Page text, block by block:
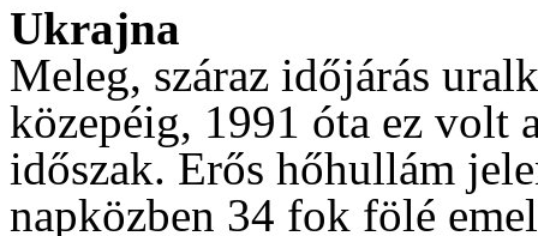
Ukrajna
Meleg, száraz időjárás
közepéig, 1991 óta ez volt
időszak. Erős hőhullám
napközben 34 fok fölé